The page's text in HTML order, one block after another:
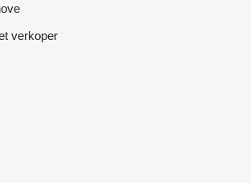
verkoper